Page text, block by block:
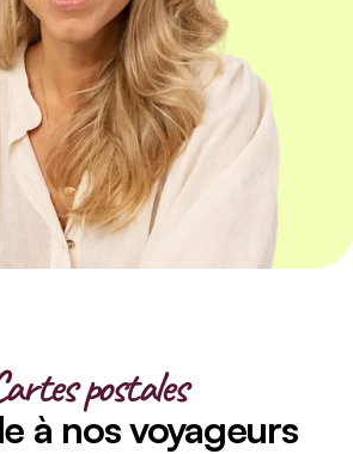
postales
à nos voyageurs